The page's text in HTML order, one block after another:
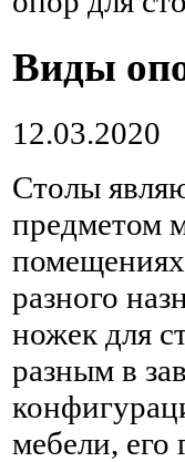
Виды
12.03.2020
Столы
предметом
разного
ножек для
разным в
мебели, его